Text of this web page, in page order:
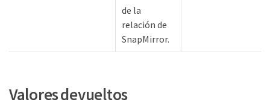
de la
relación de
SnapMirror.
Valores devueltos